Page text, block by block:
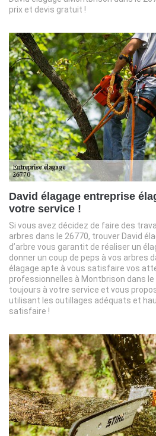
prix et devis gratuit !
David élagage entreprise
votre service !
Si vous avez décidez de faire des
arbres dans le 26770, trouver David
d’arbre vous garantit de réaliser un
donner un coup de peps à vos arbres
élagage apte à vous satisfaire vos
professionnelles à Montbrison dans le
toujours à votre service et vous
utilisant les outillages adéquats et
satisfaire !